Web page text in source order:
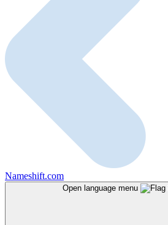
Nameshift.com
Open language menu